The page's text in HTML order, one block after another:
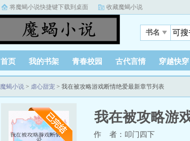
将魔蝎小说快捷键下载到桌面 收藏魔蝎小说
书名
首页 我的书架 青春校园 古代言情 穿越快穿
魔蝎小说 > 虐心甜宠 > 我在被攻略游戏断情绝爱最新章节列表
我在被攻略游
作 者：叩门四下